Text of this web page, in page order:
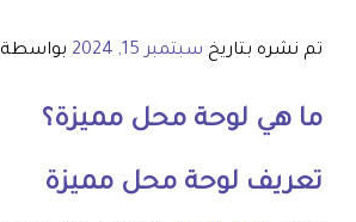
تم نشره بتاريخ سبتمبر 15, 2024 بواسطة
ما هي لوحة محل مميزة؟
تعريف لوحة محل مميزة